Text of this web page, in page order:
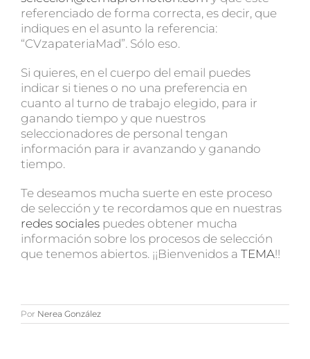
referenciado de forma correcta, es decir, que
indiques en el asunto la referencia:
“CVzapateriaMad”. Sólo eso.
Si quieres, en el cuerpo del email puedes
indicar si tienes o no una preferencia en
cuanto al turno de trabajo elegido, para ir
ganando tiempo y que nuestros
seleccionadores de personal tengan
información para ir avanzando y ganando
tiempo.
Te deseamos mucha suerte en este proceso
de selección y te recordamos que en nuestras
redes sociales puedes obtener mucha
información sobre los procesos de selección
que tenemos abiertos. ¡¡Bienvenidos a TEMA!!
Por Nerea González